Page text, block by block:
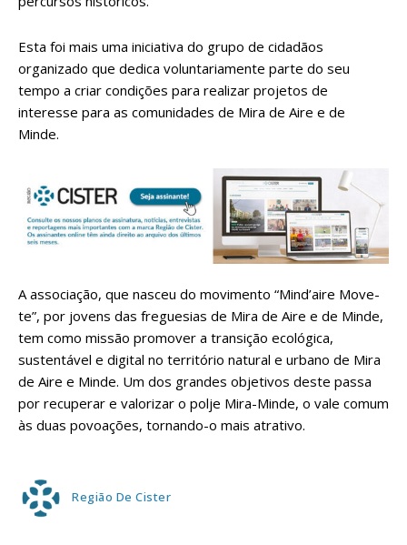
Esta foi mais uma iniciativa do grupo de cidadãos
organizado que dedica voluntariamente parte do seu
tempo a criar condições para realizar projetos de
interesse para as comunidades de Mira de Aire e de
Minde.
A associação, que nasceu do movimento “Mind’aire Move-
te”, por jovens das freguesias de Mira de Aire e de Minde,
tem como missão promover a transição ecológica,
sustentável e digital no território natural e urbano de Mira
de Aire e Minde. Um dos grandes objetivos deste passa
por recuperar e valorizar o polje Mira-Minde, o vale comum
às duas povoações, tornando-o mais atrativo.
Região De Cister